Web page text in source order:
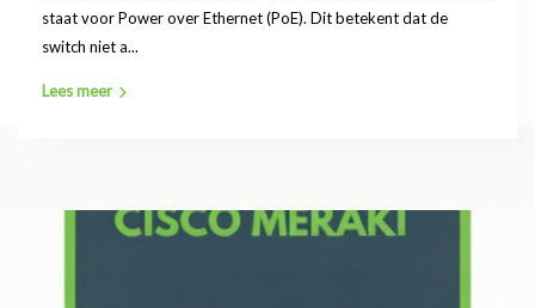
staat voor Power over Ethernet (PoE). Dit betekent dat de
switch niet a...
Lees meer